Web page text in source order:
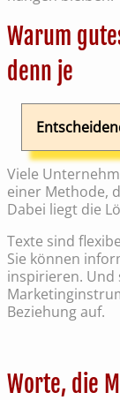
Warum
denn je
Viele
einer Methode,
Dabei liegt die
Texte sind
Sie können
inspirieren. Und
Beziehung auf.
Worte, die